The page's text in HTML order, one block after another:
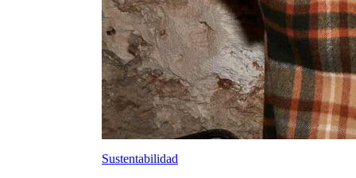
Sustentabilidad